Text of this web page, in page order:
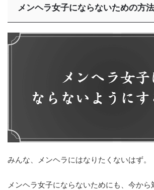
メンヘラ女子にならないための方法
みんな、メンヘラにはなりたくないはず。
メンヘラ女子にならないためにも、今から